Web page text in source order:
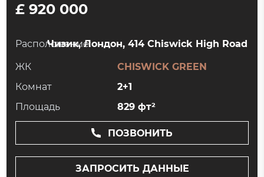
£ 920 000
Расположение:
Чизик, Лондон, 414 Chiswick High Road
ЖК
CHISWICK GREEN
Комнат
2+1
Площадь
829 фт²
ПОЗВОНИТЬ
ЗАПРОСИТЬ ДАННЫЕ